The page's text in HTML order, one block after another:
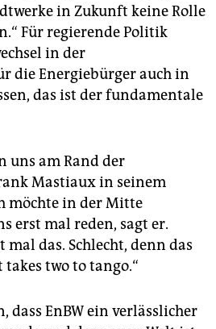
in Zukunft keine Rolle
Für regierende Politik
in der
die Energiebürger auch in
das ist der fundamentale
uns am Rand der
Mastiaux in seinem
möchte in der Mitte
erst mal reden, sagt er.
das. Schlecht, denn das
takes two to tango.“
dass EnBW ein verlässlicher